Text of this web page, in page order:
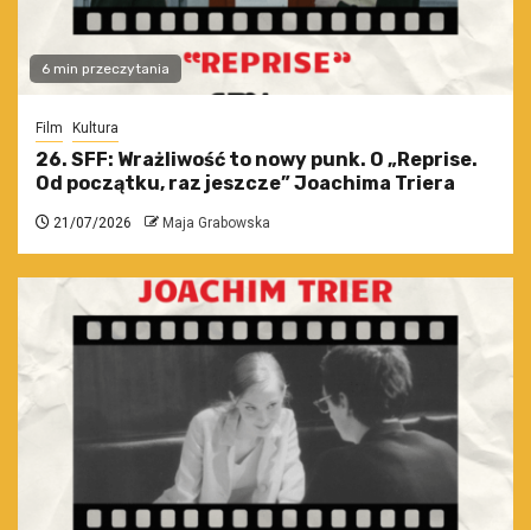
6 min przeczytania
Film Kultura
26. SFF: Wrażliwość to nowy punk. O „Reprise.
Od początku, raz jeszcze” Joachima Triera
21/07/2026 Maja Grabowska